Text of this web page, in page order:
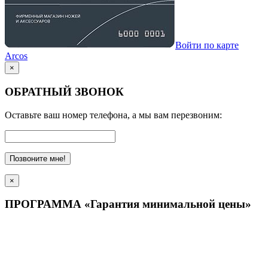
Войти по карте
Arcos
×
ОБРАТНЫЙ ЗВОНОК
Оставьте ваш номер телефона, а мы вам перезвоним:
Позвоните мне!
×
ПРОГРАММА «Гарантия минимальной цены»